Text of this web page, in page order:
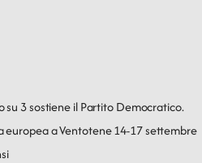
su 3 sostiene il Partito Democratico.
europea a Ventotene 14-17 settembre